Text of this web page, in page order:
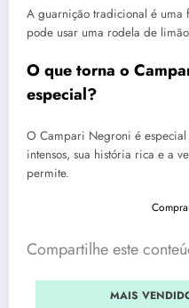
A guarnição tradicional é uma
pode usar uma rodela de
O que torna o
especial?
O Campari Negroni é
intensos, sua história rica e a
permite.
Compartilhe este
MAIS